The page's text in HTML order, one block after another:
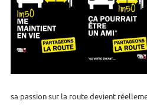
sa passion sur la route devient